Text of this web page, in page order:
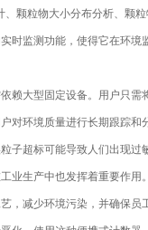
颗粒物大小分布分析、颗
时监测功能，使得它在环境
大型固定设备。用户只需
对环境质量进行长期跟踪和
子超标可能导致人们出现过
业生产中也发挥着重要作用
，减少环境污染，并确保员